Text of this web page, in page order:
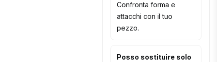
Confronta forma e
attacchi con il tuo
pezzo.
Posso sostituire solo